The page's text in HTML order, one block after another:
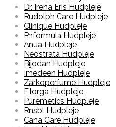
Dr. Irena Eris Hudpleje
Rudolph Care Hudpleje
Clinique Hudpleje
Phformula Hudpleje
Anua Hudpleje
Neostrata Hudpleje
Bijodan Hudpleje
Imedeen Hudpleje
Zarkoperfume Hudpleje
Filorga Hudpleje
Puremetics Hudpleje
Rnsbl Hudpleje
Cana Care Hudpleje